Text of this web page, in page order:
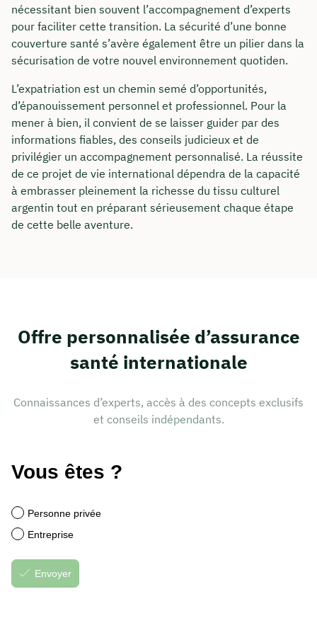
nécessitant bien souvent l’accompagnement d’experts
pour faciliter cette transition. La sécurité d’une bonne
couverture santé s’avère également être un pilier dans la
sécurisation de votre nouvel environnement quotiden.
L’expatriation est un chemin semé d’opportunités,
d’épanouissement personnel et professionnel. Pour la
mener à bien, il convient de se laisser guider par des
informations fiables, des conseils judicieux et de
privilégier un accompagnement personnalisé. La réussite
de ce projet de vie international dépendra de la capacité
à embrasser pleinement la richesse du tissu culturel
argentin tout en préparant sérieusement chaque étape
de cette belle aventure.
Offre personnalisée d’assurance
santé internationale
Connaissances d’experts, accès à des concepts exclusifs
et conseils indépendants.